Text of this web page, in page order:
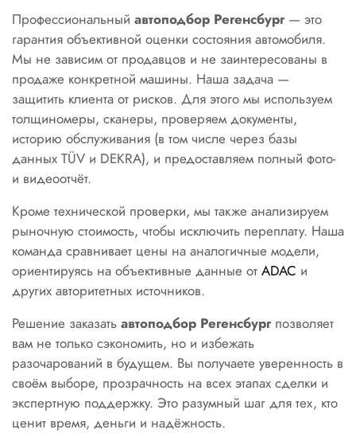
Профессиональный автоподбор Регенсбург — это
гарантия объективной оценки состояния автомобиля.
Мы не зависим от продавцов и не заинтересованы в
продаже конкретной машины. Наша задача —
защитить клиента от рисков. Для этого мы используем
толщиномеры, сканеры, проверяем документы,
историю обслуживания (в том числе через базы
данных TÜV и DEKRA), и предоставляем полный фото-
и видеоотчёт.
Кроме технической проверки, мы также анализируем
рыночную стоимость, чтобы исключить переплату. Наша
команда сравнивает цены на аналогичные модели,
ориентируясь на объективные данные от ADAC и
других авторитетных источников.
Решение заказать автоподбор Регенсбург позволяет
вам не только сэкономить, но и избежать
разочарований в будущем. Вы получаете уверенность в
своём выборе, прозрачность на всех этапах сделки и
экспертную поддержку. Это разумный шаг для тех, кто
ценит время, деньги и надёжность.